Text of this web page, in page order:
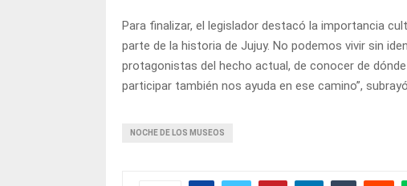
Para finalizar, el legislador destacó la importancia
parte de la historia de Jujuy. No podemos vivir sin
protagonistas del hecho actual, de conocer de
participar también nos ayuda en ese camino”, subrayó.
NOCHE DE LOS MUSEOS